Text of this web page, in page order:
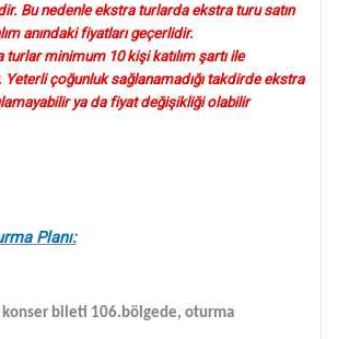
Bu nedenle ekstra turlarda ekstra turu satın
anındaki fiyatları geçerlidir.
turlar minimum 10 kişi katılım şartı ile
çoğunluk sağlanamadığı takdirde ekstra
ya da fiyat değişikliği olabilir
Planı:
konser bileti 106.bölgede, oturma